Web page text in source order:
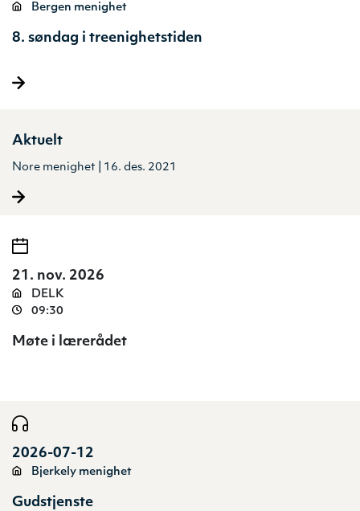
Bergen menighet
8. søndag i treenighetstiden
Aktuelt
Nore menighet | 16. des. 2021
21. nov. 2026
DELK
09:30
Møte i lærerådet
2026-07-12
Bjerkely menighet
Gudstjenste